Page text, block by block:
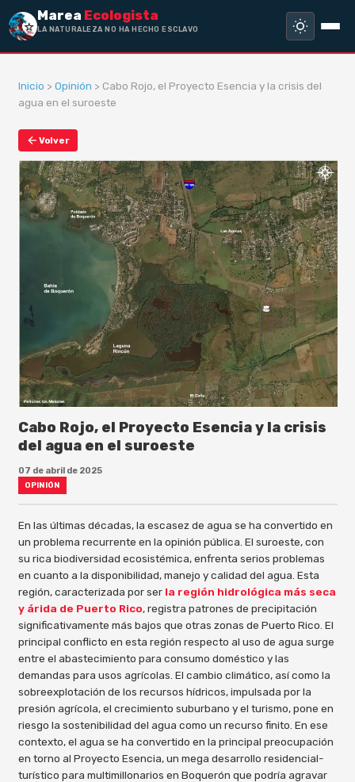
Marea Ecologista
LA NATURALEZA NO HA HECHO ESCLAVO
Inicio > Opinión > Cabo Rojo, el Proyecto Esencia y la crisis del
agua en el suroeste
Volver
Cabo Rojo, el Proyecto Esencia y la crisis
del agua en el suroeste
07 de abril de 2025
OPINIÓN
En las últimas décadas, la escasez de agua se ha convertido en
un problema recurrente en la opinión pública. El suroeste, con
su rica biodiversidad ecosistémica, enfrenta serios problemas
en cuanto a la disponibilidad, manejo y calidad del agua. Esta
región, caracterizada por ser la región hidrológica más seca
y árida de Puerto Rico, registra patrones de precipitación
significativamente más bajos que otras zonas de Puerto Rico. El
principal conflicto en esta región respecto al uso de agua surge
entre el abastecimiento para consumo doméstico y las
demandas para usos agrícolas. El cambio climático, así como la
sobreexplotación de los recursos hídricos, impulsada por la
presión agrícola, el crecimiento suburbano y el turismo, pone en
riesgo la sostenibilidad del agua como un recurso finito. En ese
contexto, el agua se ha convertido en la principal preocupación
en torno al Proyecto Esencia, un mega desarrollo residencial-
turístico para multimillonarios en Boquerón que podría agravar